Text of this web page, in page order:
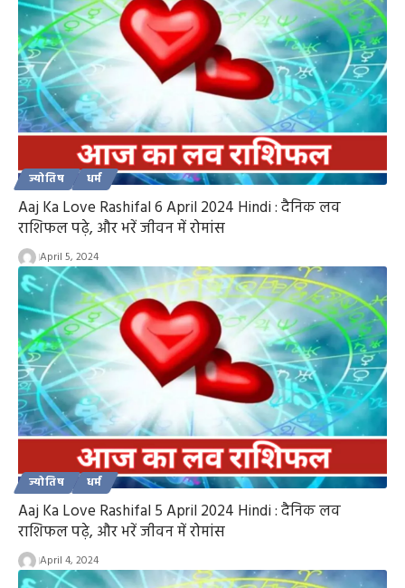
ज्योतिष धर्म
Aaj Ka Love Rashifal 6 April 2024 Hindi : दैनिक लव
राशिफल पढ़े, और भरें जीवन में रोमांस
April 5, 2024
ज्योतिष धर्म
Aaj Ka Love Rashifal 5 April 2024 Hindi : दैनिक लव
राशिफल पढ़े, और भरें जीवन में रोमांस
April 4, 2024